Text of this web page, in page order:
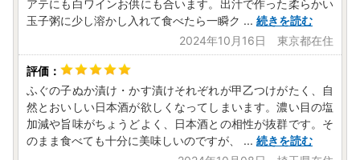
アテにも白ワインお供にも合います。出汁で作った柔らかい
玉子粥に少し溶かし入れて食べたら一瞬ク ... 続きを読む
2024年10月16日 東京都在住
ふぐの子ぬか漬け・かす漬けそれぞれが甲乙つけがたく、自
然とおいしい日本酒が欲しくなってしまいます。濃い目の塩
加減や旨味がちょうどよく、日本酒との相性が抜群です。そ
のまま食べても十分に美味しいのですが、
... 続きを読む